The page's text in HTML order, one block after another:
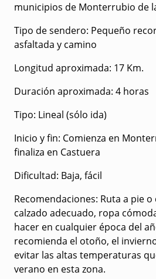
municipios de Monterrubio de
Tipo de sendero: Pequeño
asfaltada y camino
Longitud aproximada: 17 Km.
Duración aproximada: 4 horas
Tipo: Lineal (sólo ida)
Inicio y fin: Comienza en
finaliza en Castuera
Dificultad: Baja, fácil
Recomendaciones: Ruta a pie
calzado adecuado, ropa
hacer en cualquier época del
recomienda el otoño, el
evitar las altas temperaturas
verano en esta zona.